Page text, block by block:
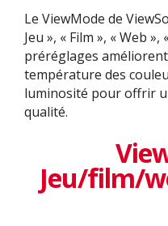
Le ViewMode de
Jeu », « Film », « Web
préréglages
température des
luminosité pour offrir
qualité.
Jeu/film/